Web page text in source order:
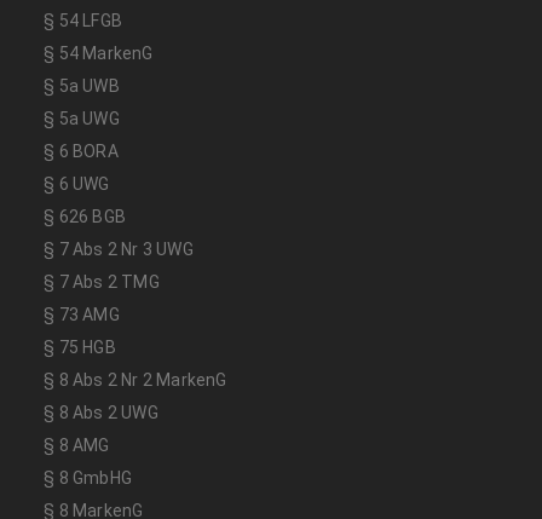
§ 54 LFGB
§ 54 MarkenG
§ 5a UWB
§ 5a UWG
§ 6 BORA
§ 6 UWG
§ 626 BGB
§ 7 Abs 2 Nr 3 UWG
§ 7 Abs 2 TMG
§ 73 AMG
§ 75 HGB
§ 8 Abs 2 Nr 2 MarkenG
§ 8 Abs 2 UWG
§ 8 AMG
§ 8 GmbHG
§ 8 MarkenG